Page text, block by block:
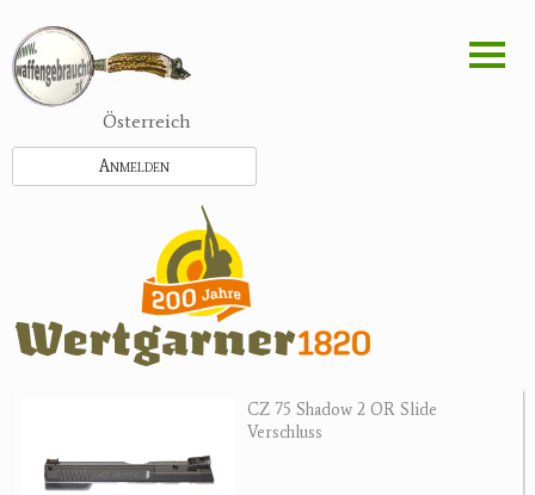
zum
Inhalt
Österreich
Anmelden
CZ 75 Shadow 2 OR Slide
Verschluss